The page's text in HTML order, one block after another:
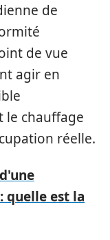
de
de vue
agir en
le chauffage
réelle.
quelle est la